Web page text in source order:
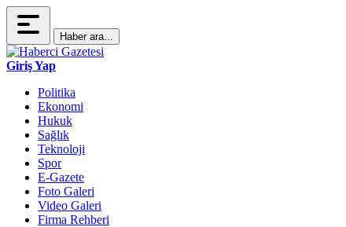
Haber ara...
Giriş Yap
Politika
Ekonomi
Hukuk
Sağlık
Teknoloji
Spor
E-Gazete
Foto Galeri
Video Galeri
Firma Rehberi